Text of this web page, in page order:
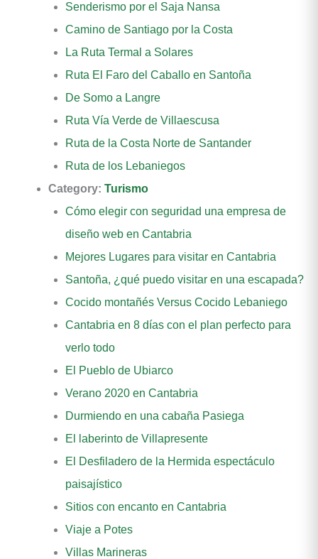
Senderismo por el Saja Nansa
Camino de Santiago por la Costa
La Ruta Termal a Solares
Ruta El Faro del Caballo en Santoña
De Somo a Langre
Ruta Vía Verde de Villaescusa
Ruta de la Costa Norte de Santander
Ruta de los Lebaniegos
Category: Turismo
Cómo elegir con seguridad una empresa de
diseño web en Cantabria
Mejores Lugares para visitar en Cantabria
Santoña, ¿qué puedo visitar en una escapada?
Cocido montañés Versus Cocido Lebaniego
Cantabria en 8 días con el plan perfecto para
verlo todo
El Pueblo de Ubiarco
Verano 2020 en Cantabria
Durmiendo en una cabaña Pasiega
El laberinto de Villapresente
El Desfiladero de la Hermida espectáculo
paisajístico
Sitios con encanto en Cantabria
Viaje a Potes
Villas Marineras